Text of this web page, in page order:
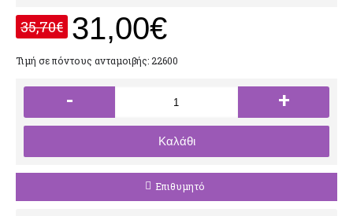
35,70€ 31,00€
Τιμή σε πόντους ανταμοιβής: 22600
- +
Καλάθι
Επιθυμητό